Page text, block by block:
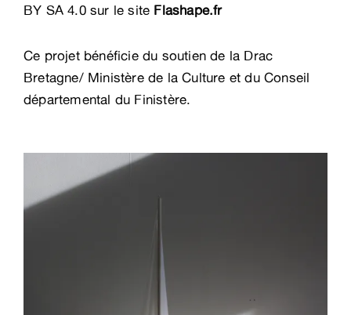
BY SA 4.0 sur le site Flashape.fr
Ce projet bénéficie du soutien de la Drac
Bretagne/ Ministère de la Culture et du Conseil
départemental du Finistère.